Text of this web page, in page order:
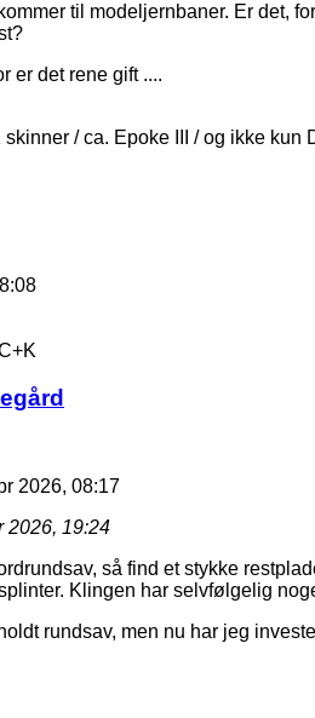
til modeljernbaner. Er det,
er det rene gift ....
/ ca. Epoke III / og ikke kun
2026, 08:17
2026, 19:24
så find et stykke
Klingen har selvfølgelig
rundsav, men nu har jeg